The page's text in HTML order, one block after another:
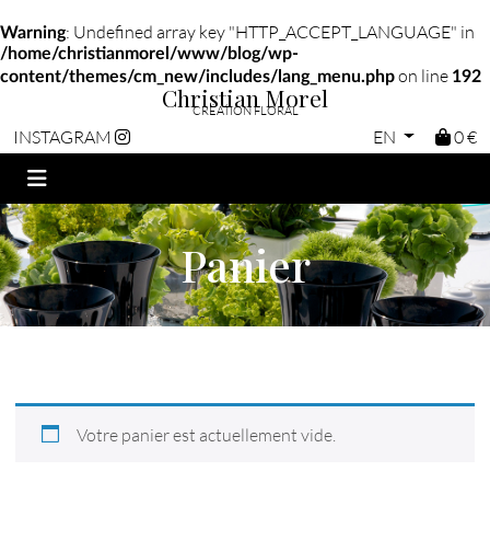
Warning: Undefined array key "HTTP_ACCEPT_LANGUAGE" in
/home/christianmorel/www/blog/wp-
content/themes/cm_new/includes/lang_menu.phpon line 192
INSTAGRAM
Christian Morel
CRÉATION FLORAL
EN 0 €
Panier
Votre panier est actuellement vide.